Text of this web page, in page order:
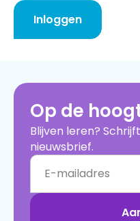
Inloggen
Op de
Blijven leren?
nieuwsbrief.